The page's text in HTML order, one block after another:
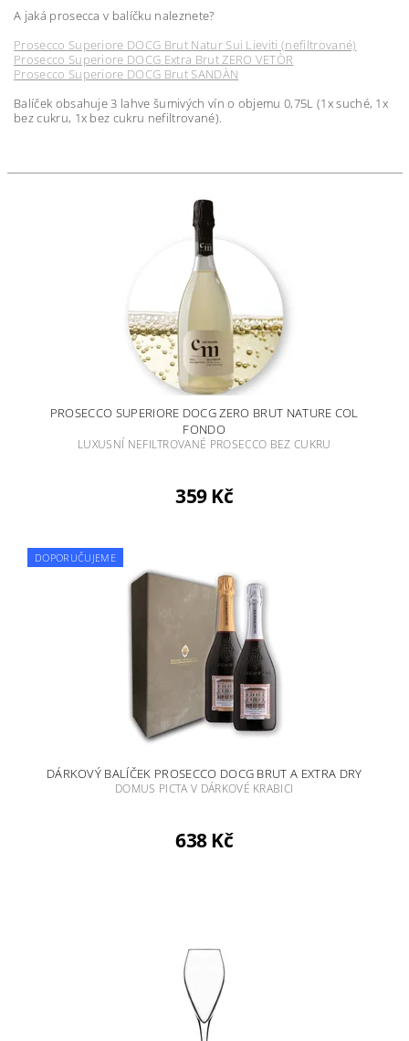
A jaká prosecca v balíčku naleznete?
Prosecco Superiore DOCG Brut Natur Sui Lieviti (nefiltrované)
Prosecco Superiore DOCG Extra Brut ZERO VETÒR
Prosecco Superiore DOCG Brut SANDÀN
Balíček obsahuje 3 lahve šumivých vín o objemu 0,75L (1x suché, 1x
bez cukru, 1x bez cukru nefiltrované).
PROSECCO SUPERIORE DOCG ZERO BRUT NATURE COL
FONDO
LUXUSNÍ NEFILTROVANÉ PROSECCO BEZ CUKRU
359 Kč
DOPORUČUJEME
DÁRKOVÝ BALÍČEK PROSECCO DOCG BRUT A EXTRA DRY
DOMUS PICTA V DÁRKOVÉ KRABICI
638 Kč